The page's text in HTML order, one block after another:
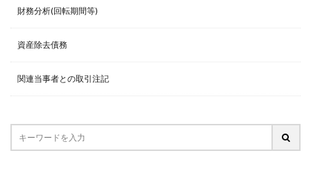
財務分析(回転期間等)
資産除去債務
関連当事者との取引注記